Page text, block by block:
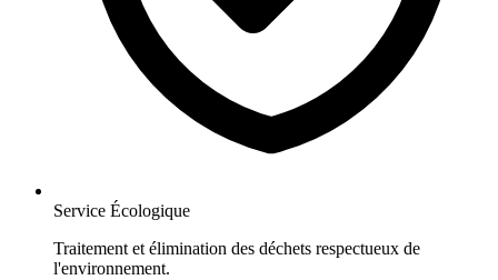
Service Écologique
Traitement et élimination des déchets respectueux de
l'environnement.